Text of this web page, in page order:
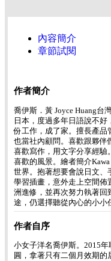
內容簡介
章節試閱
作者簡介
喬伊斯．黃 Joyce Huang台
日本，度過多年日語說不
份工作，成了家。擅長產品
也當社內顧問。喜歡跟夥伴
喜歡寫作，用文字分享經驗
喜歡的風景。繪者簡介
世界。抱著想要會說日文、
學習插畫，意外走上空間佈
洲進修，並再次努力執著回
途，仍選擇聽從內心的小小
作者自序
小女子洋名喬伊斯。2015
圓，拿著只有二個月效期